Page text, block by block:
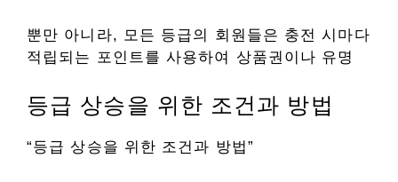
뿐만 아니라, 모든 등급의 회원들은 충전 시마다
적립되는 포인트를 사용하여 상품권이나 유명
등급 상승을 위한 조건과 방법
“등급 상승을 위한 조건과 방법”